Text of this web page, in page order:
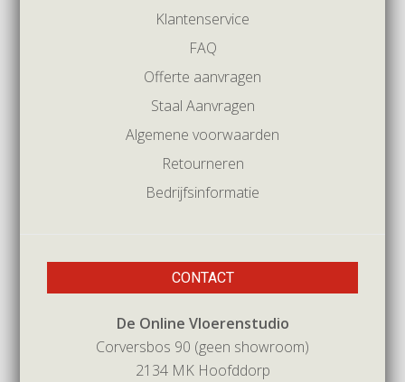
Klantenservice
FAQ
Offerte aanvragen
Staal Aanvragen
Algemene voorwaarden
Retourneren
Bedrijfsinformatie
CONTACT
De Online Vloerenstudio
Corversbos 90 (geen showroom)
2134 MK Hoofddorp